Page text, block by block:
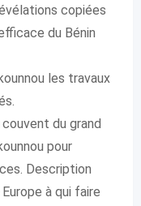
copiées
du Bénin
les travaux
du grand
pour
Description
à qui faire